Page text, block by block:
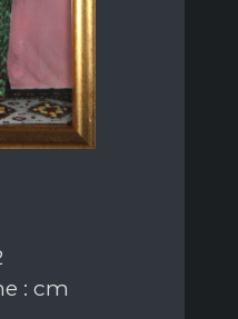
: cm